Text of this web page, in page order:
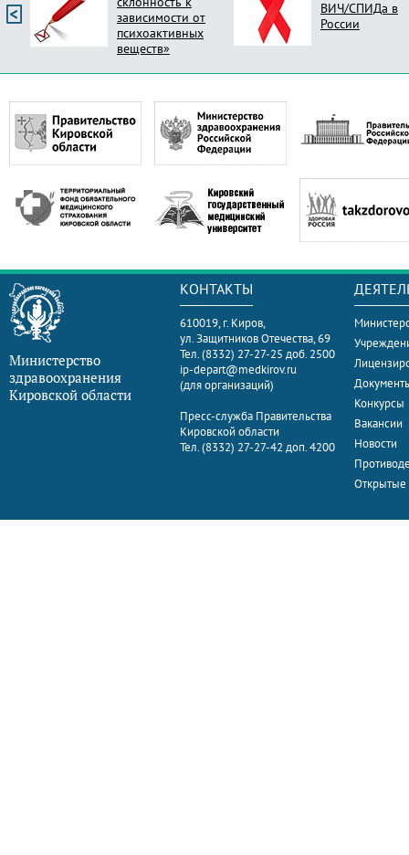
зависимости от
психоактивных
веществ»
ВИЧ/СПИДа в
России
Министерство
здравоохранения
Кировской области
КОНТАКТЫ
610019, г. Киров,
ул. Защитников Отечества, 69
Тел. (8332) 27-27-25 доб. 2500
ip-depart@medkirov.ru
(для организаций)
Пресс-служба Правительства
Кировской области
Тел. (8332) 27-27-42 доп. 4200
Конкурсы
Вакансии
Новости